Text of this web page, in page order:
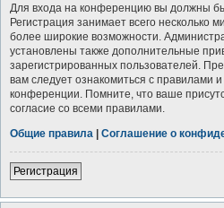
Для входа на конференцию вы должны
Регистрация занимает всего несколько
более широкие возможности.
установлены также дополнительные
зарегистрированных пользователей.
вам следует ознакомиться с правилами
конференции. Помните, что ваше
согласие со всеми правилами.
Общие правила | Соглашение о
Регистрация